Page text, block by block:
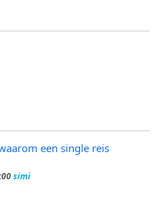
een single reis
simi